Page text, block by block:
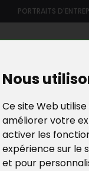
Nous
Ce site Web
améliorer votre
activer les
expérience sur le
et pour
PORTRAITS
NOUS